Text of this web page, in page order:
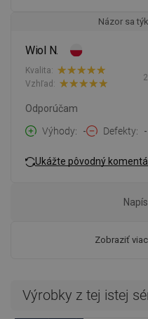
Názor sa
Wiol N.
Kvalita:
Vzhľad:
Odporúčam
Výhody
- Defekty -
Ukážte pôvodný
Zobraziť
Výrobky z tej istej